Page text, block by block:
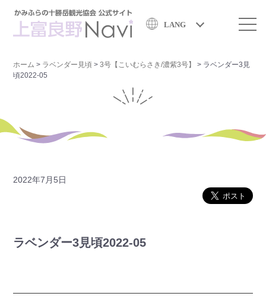
LANG
ホーム > ラベンダー見頃 >3号【こいむらさき/濃紫3号】 > ラベンダー3見
頃2022-05
2022年7月5日
ラベンダー3見頃2022-05